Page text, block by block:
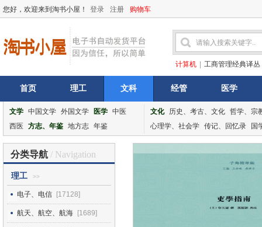
您好，欢迎来到淘书小屋！ 登录 注册 购物车
计算机 工商管理经典译丛
首页 理工 文科 经管 医学
文学 中国文学 外国文学 医学 中医
西医
方志、年鉴 地方志 年鉴
文化 历史、考古、文化 哲学、宗
心理学、社会学 传记、回忆录 国
分类导航 / Navigation
理工 >>
电子、电信 [17128]
航天、航空、航海 [1689]